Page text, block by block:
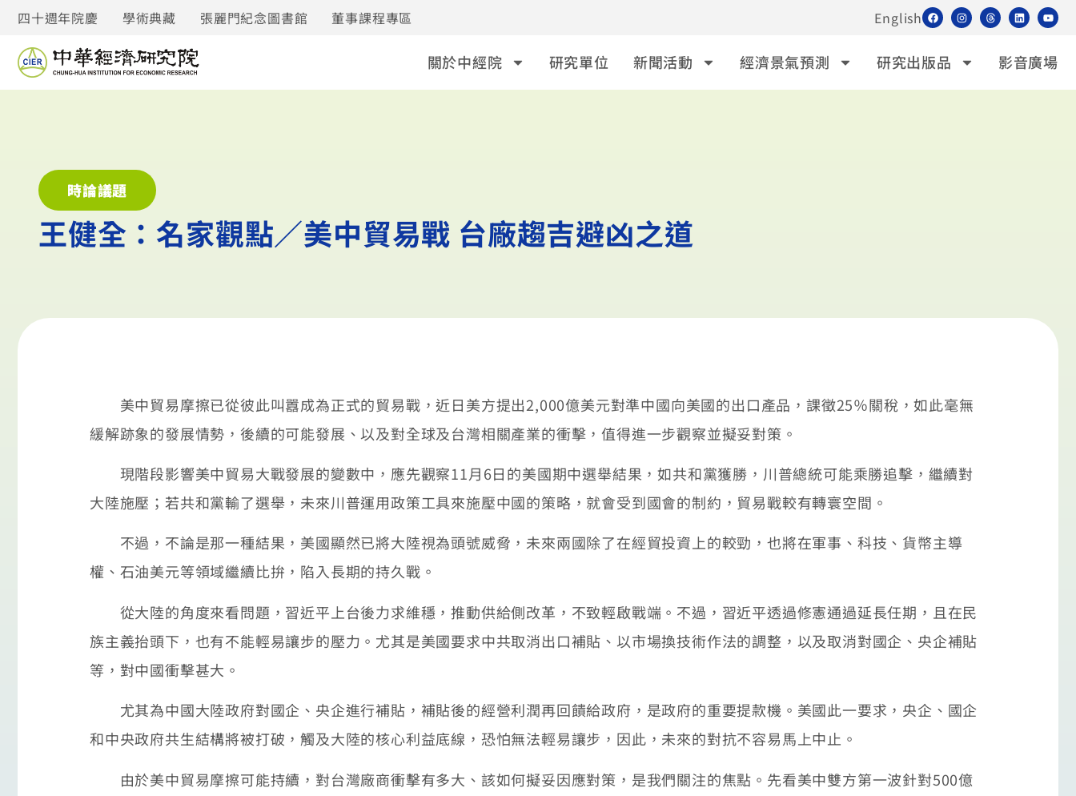
四十週年院慶 學術典藏 張麗門紀念圖書館 董事課程專區 English
關於中經院 研究單位 新聞活動 經濟景氣預測 研究出版品 影音廣場
時論議題
王健全：名家觀點／美中貿易戰 台廠趨吉避凶之道
美中貿易摩擦已從彼此叫囂成為正式的貿易戰，近日美方提出2,000億美元對準中國向美國的出口產品，課徵25％關稅，如此毫無
緩解跡象的發展情勢，後續的可能發展、以及對全球及台灣相關產業的衝擊，值得進一步觀察並擬妥對策。
現階段影響美中貿易大戰發展的變數中，應先觀察11月6日的美國期中選舉結果，如共和黨獲勝，川普總統可能乘勝追擊，繼續對
大陸施壓；若共和黨輸了選舉，未來川普運用政策工具來施壓中國的策略，就會受到國會的制約，貿易戰較有轉寰空間。
不過，不論是那一種結果，美國顯然已將大陸視為頭號威脅，未來兩國除了在經貿投資上的較勁，也將在軍事、科技、貨幣主導
權、石油美元等領域繼續比拚，陷入長期的持久戰。
從大陸的角度來看問題，習近平上台後力求維穩，推動供給側改革，不致輕啟戰端。不過，習近平透過修憲通過延長任期，且在民
族主義抬頭下，也有不能輕易讓步的壓力。尤其是美國要求中共取消出口補貼、以市場換技術作法的調整，以及取消對國企、央企補貼
等，對中國衝擊甚大。
尤其為中國大陸政府對國企、央企進行補貼，補貼後的經營利潤再回饋給政府，是政府的重要提款機。美國此一要求，央企、國企
和中央政府共生結構將被打破，觸及大陸的核心利益底線，恐怕無法輕易讓步，因此，未來的對抗不容易馬上中止。
由於美中貿易摩擦可能持續，對台灣廠商衝擊有多大、該如何擬妥因應對策，是我們關注的焦點。先看美中雙方第一波針對500億